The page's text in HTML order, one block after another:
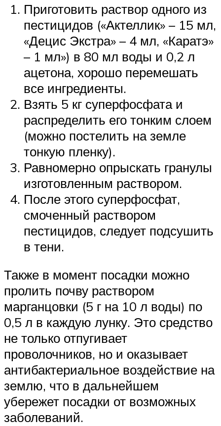
Приготовить раствор одного из
пестицидов («Актеллик» – 15 мл,
«Децис Экстра» – 4 мл, «Каратэ»
– 1 мл») в 80 мл воды и 0,2 л
ацетона, хорошо перемешать
все ингредиенты.
Взять 5 кг суперфосфата и
распределить его тонким слоем
(можно постелить на земле
тонкую пленку).
Равномерно опрыскать гранулы
изготовленным раствором.
После этого суперфосфат,
смоченный раствором
пестицидов, следует подсушить
в тени.
Также в момент посадки можно
пролить почву раствором
марганцовки (5 г на 10 л воды) по
0,5 л в каждую лунку. Это средство
не только отпугивает
проволочников, но и оказывает
антибактериальное воздействие на
землю, что в дальнейшем
убережет посадки от возможных
заболеваний.